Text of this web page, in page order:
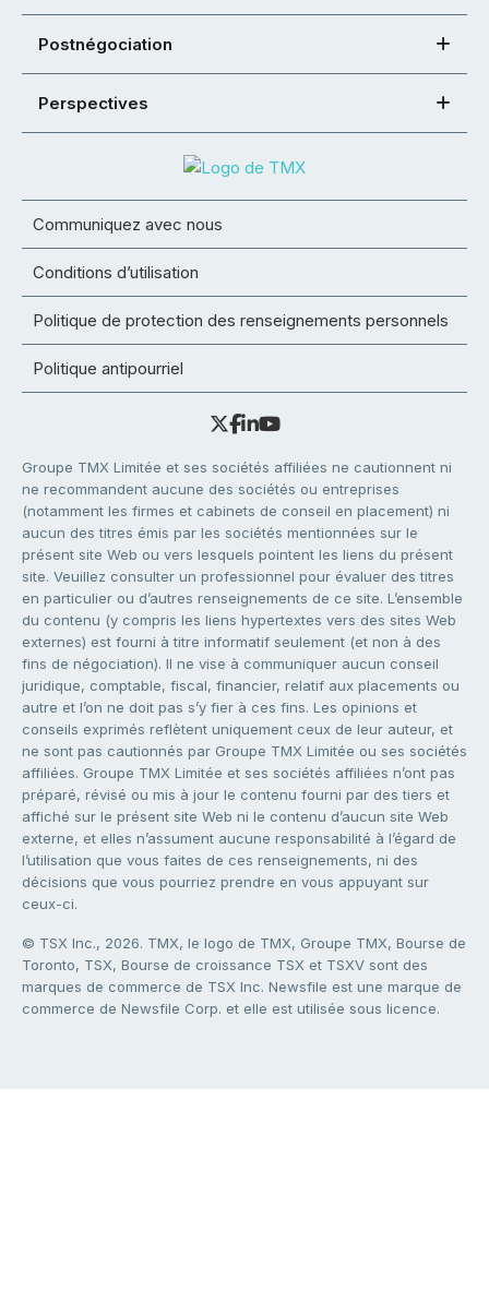
Postnégociation
Perspectives
Communiquez avec nous
Conditions d’utilisation
Politique de protection des renseignements personnels
Politique antipourriel
Groupe TMX Limitée et ses sociétés affiliées ne cautionnent ni
ne recommandent aucune des sociétés ou entreprises
(notamment les firmes et cabinets de conseil en placement) ni
aucun des titres émis par les sociétés mentionnées sur le
présent site Web ou vers lesquels pointent les liens du présent
site. Veuillez consulter un professionnel pour évaluer des titres
en particulier ou d’autres renseignements de ce site. L’ensemble
du contenu (y compris les liens hypertextes vers des sites Web
externes) est fourni à titre informatif seulement (et non à des
fins de négociation). Il ne vise à communiquer aucun conseil
juridique, comptable, fiscal, financier, relatif aux placements ou
autre et l’on ne doit pas s’y fier à ces fins. Les opinions et
conseils exprimés reflètent uniquement ceux de leur auteur, et
ne sont pas cautionnés par Groupe TMX Limitée ou ses sociétés
affiliées. Groupe TMX Limitée et ses sociétés affiliées n’ont pas
préparé, révisé ou mis à jour le contenu fourni par des tiers et
affiché sur le présent site Web ni le contenu d’aucun site Web
externe, et elles n’assument aucune responsabilité à l’égard de
l’utilisation que vous faites de ces renseignements, ni des
décisions que vous pourriez prendre en vous appuyant sur
ceux-ci.
© TSX Inc., 2026. TMX, le logo de TMX, Groupe TMX, Bourse de
Toronto, TSX, Bourse de croissance TSX et TSXV sont des
marques de commerce de TSX Inc. Newsfile est une marque de
commerce de Newsfile Corp. et elle est utilisée sous licence.